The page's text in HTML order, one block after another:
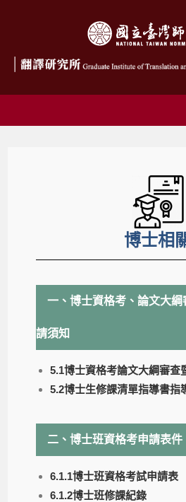
博士相
一、博士資格考、論文大綱
請須知
5.1博士資格考論文大綱審查
5.2博士生修課清單指導書指
二、博士班資格考申請表件
6.1.1博士班資格考試申請表
6.1.2博士班修課紀錄